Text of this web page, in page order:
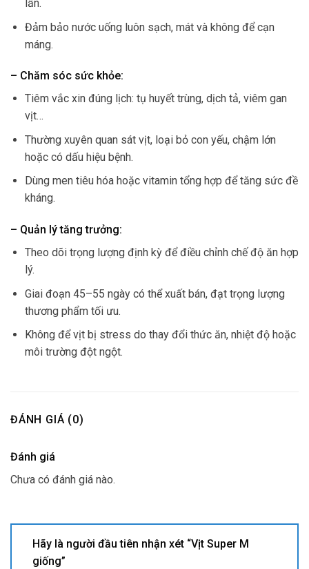
lần.
Đảm bảo nước uống luôn sạch, mát và không để cạn
máng.
– Chăm sóc sức khỏe:
Tiêm vắc xin đúng lịch: tụ huyết trùng, dịch tả, viêm gan
vịt…
Thường xuyên quan sát vịt, loại bỏ con yếu, chậm lớn
hoặc có dấu hiệu bệnh.
Dùng men tiêu hóa hoặc vitamin tổng hợp để tăng sức đề
kháng.
– Quản lý tăng trưởng:
Theo dõi trọng lượng định kỳ để điều chỉnh chế độ ăn hợp
lý.
Giai đoạn 45–55 ngày có thể xuất bán, đạt trọng lượng
thương phẩm tối ưu.
Không để vịt bị stress do thay đổi thức ăn, nhiệt độ hoặc
môi trường đột ngột.
ĐÁNH GIÁ (0)
Đánh giá
Chưa có đánh giá nào.
Hãy là người đầu tiên nhận xét “Vịt Super M
giống”